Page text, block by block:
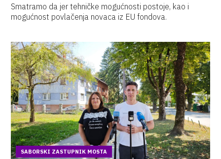
Smatramo da jer tehničke mogućnosti postoje, kao i
mogućnost povlačenja novaca iz EU fondova.
SABORSKI ZASTUPNIK MOSTA